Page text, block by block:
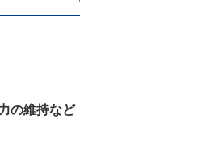
の維持など